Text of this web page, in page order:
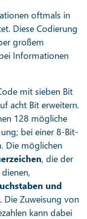
oftmals in
Diese Codierung
großem
Informationen
mit sieben Bit
acht Bit erweitern.
128 mögliche
bei einer 8-Bit-
Die möglichen
, die der
und
Die Zuweisung von
kann dabei